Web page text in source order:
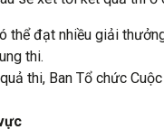
thể đạt nhiều giải
thi.
thi, Ban Tổ chức